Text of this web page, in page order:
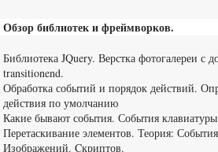
библиотек и фреймворков.
Библиотека JQuery. Верстка фотогалереи
transitionend.
Обработка событий и порядок действий.
действия по умолчанию
Какие бывают события. События
Перетаскивание элементов. Теория:
Изображений. Cкриптов.